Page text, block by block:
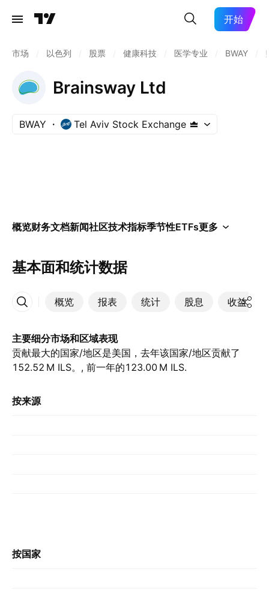
开始
市场 以色列 股票 健康科技 医学专业 BWAY
Brainsway Ltd
BWAY Tel Aviv Stock Exchange
概览财务文档新闻社区技术指标季节性ETFs更多
基本面和统计数据
概览 报表 统计 股息 收益
更多
主要细分市场和区域表现
贡献最大的国家/地区是美国，去年该国家/地区贡献了‪
152.52 M‬ ILS。, 前一年的‪123.00 M‬ ILS.
按来源
按国家